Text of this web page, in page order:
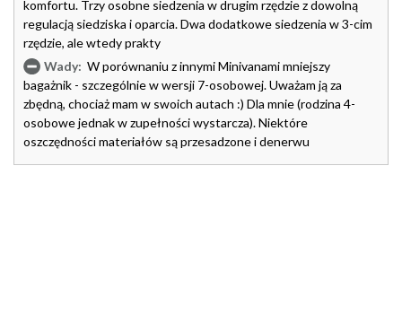
komfortu. Trzy osobne siedzenia w drugim rzędzie z dowolną
regulacją siedziska i oparcia. Dwa dodatkowe siedzenia w 3-cim
rzędzie, ale wtedy prakty
Wady: W porównaniu z innymi Minivanami mniejszy
bagażnik - szczególnie w wersji 7-osobowej. Uważam ją za
zbędną, chociaż mam w swoich autach :) Dla mnie (rodzina 4-
osobowe jednak w zupełności wystarcza). Niektóre
oszczędności materiałów są przesadzone i denerwu